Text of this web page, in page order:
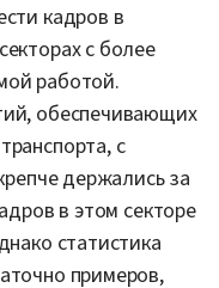
кадров в
с более
работой.
обеспечивающих
с
держались за
в этом секторе
статистика
примеров,